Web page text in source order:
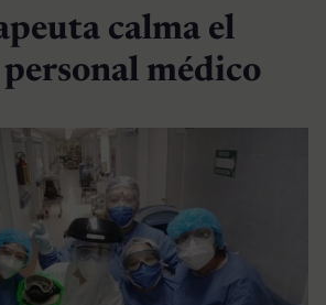
calma el
médico